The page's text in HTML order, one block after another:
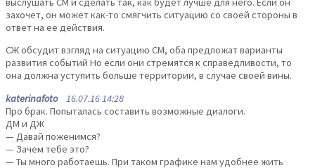
захочет, он может как-то смягчить ситуацию со своей стороны в
ответ на ее действия.
СЖ обсудит взгляд на ситуацию СМ, оба предложат варианты
развития событий Но если они стремятся к справедливости, то
она должна уступить больше территории, в случае своей вины.
katerinafoto16.07.16 14:28
Про брак. Попыталась составить возможные диалоги.
ДМ и ДЖ
— Давай поженимся?
— Зачем тебе это?
— Ты много работаешь. При таком графике нам удобнее жить